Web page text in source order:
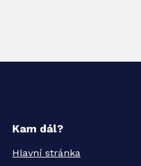
Kam dál?
Hlavní stránka